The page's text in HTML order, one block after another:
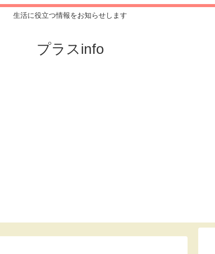
生活に役立つ情報をお知らせします
プラスinfo